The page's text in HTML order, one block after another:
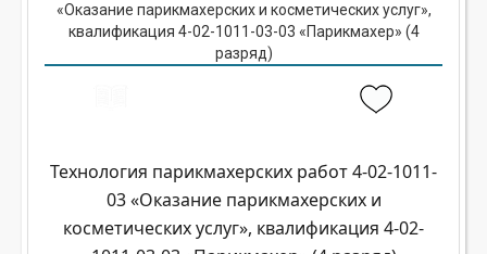
Технология парикмахерских работ 4-02-1011-
03 «Оказание парикмахерских и
косметических услуг», квалификация 4-02-